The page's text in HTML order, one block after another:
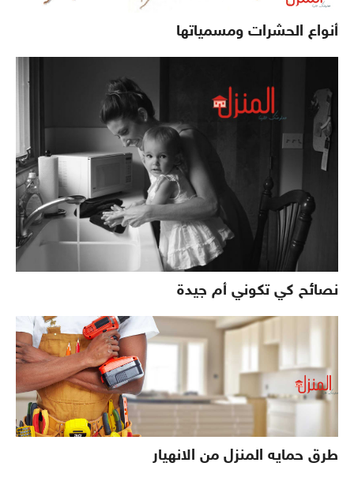
أنواع الحشرات ومسمياتها
نصائح كي تكوني أم جيدة
طرق حمايه المنزل من الانهيار